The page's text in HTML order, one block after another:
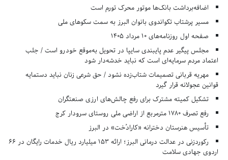
اضافه‌برداشت بانک‌ها موتور محرک تورم است
مسیر پرشتاب تکواندوی بانوان البرز به سمت سکوهای ملی
صفحه اول روزنامه‌های 10 مرداد 1405
مجلس پیگیر عدم پایبندی سایپا در تحویل به‌موقع خودرو است / جلب
اعتماد مردم سرمایه‌ای است که نباید خدشه‌دار شود
مهریه قربانی تصمیمات شتاب‌زده نشود / حق شرعی زنان نباید دستمایه
قوانین عجولانه قرار گیرد
تشکیل کمیته مشترک برای رفع چالش‌های ارزی صنعتگران
رفع تصرف ۱۷۸۰ مترمربع از اراضی ملی روستای سرودار کرج
تأسیس هنرستان دخترانه «کارادُخت» در البرز
رکوردزنی در عدالت درمانی البرز؛ ارائه ۱۵۳ میلیارد ریال خدمات رایگان در ۶۶
اردوی جهادی سلامت